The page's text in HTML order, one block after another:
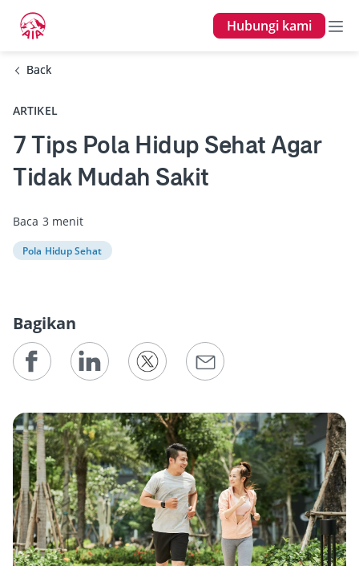
Hubungi kami
Back
Back
ARTIKEL
7 Tips Pola Hidup Sehat Agar
Tidak Mudah Sakit
Baca 3 menit
Pola Hidup Sehat
Bagikan